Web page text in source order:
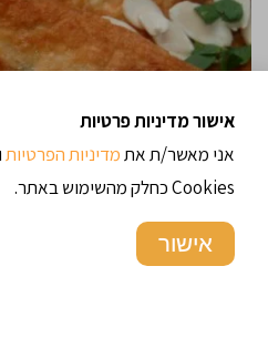
אישור מדיניות פרטיות
אני מאשר/ת אתמדיניות הפרטיות
Cookies כחלק מהשימוש באתר.
אישור